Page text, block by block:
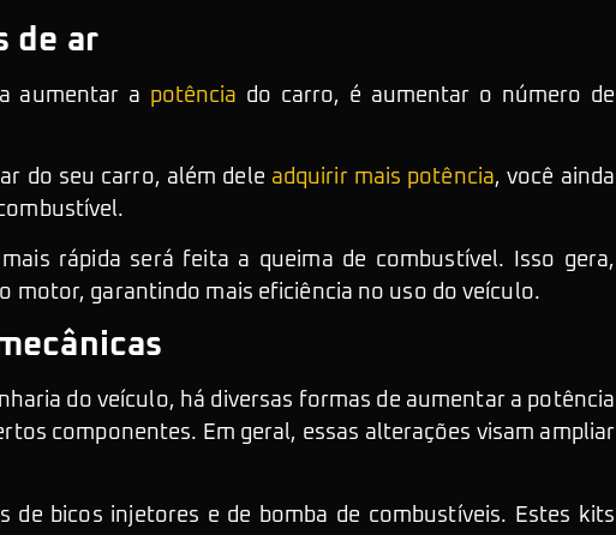
de ar
aumentar a potência do carro, é aumentar o número de
do seu carro, além dele adquirir mais potência, você ainda
rápida será feita a queima de combustível. Isso gera,
motor, garantindo mais eficiência no uso do veículo.
do veículo, há diversas formas de aumentar a potência
componentes. Em geral, essas alterações visam ampliar
de bicos injetores e de bomba de combustíveis. Estes kits